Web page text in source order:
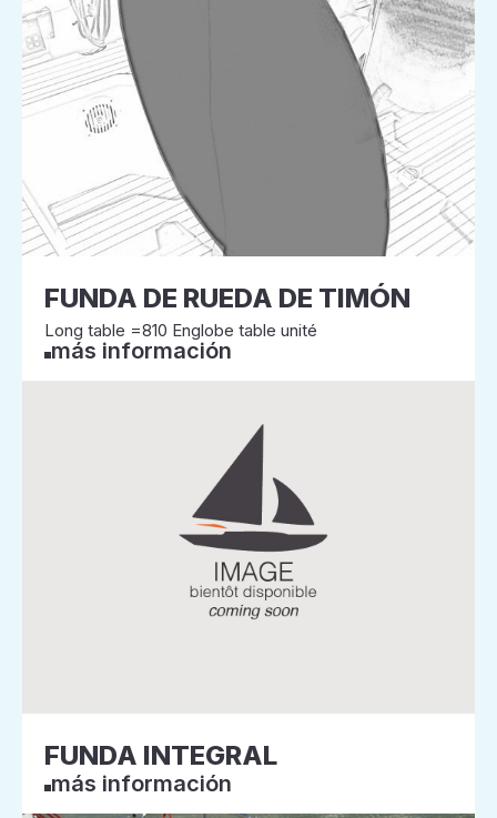
FUNDA DE RUEDA DE TIMÓN
Long table =810 Englobe table unité
más información
FUNDA INTEGRAL
más información